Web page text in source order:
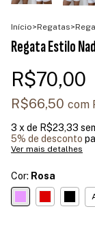
Início>Regatas>
Regata Estilo
R$70,00
R$66,50 com
3 x de R$23,33
5% de desconto
Ver mais detalhes
Cor: Rosa